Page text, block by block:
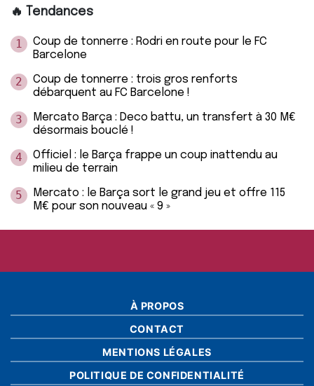
🔥 Tendances
1
Coup de tonnerre : Rodri en route pour le FC
Barcelone
2
Coup de tonnerre : trois gros renforts
débarquent au FC Barcelone !
3
Mercato Barça : Deco battu, un transfert à 30 M€
désormais bouclé !
4
Officiel : le Barça frappe un coup inattendu au
milieu de terrain
5
Mercato : le Barça sort le grand jeu et offre 115
M€ pour son nouveau « 9 »
À PROPOS
CONTACT
MENTIONS LÉGALES
POLITIQUE DE CONFIDENTIALITÉ